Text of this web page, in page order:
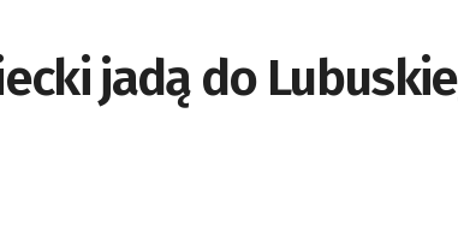
jadą do